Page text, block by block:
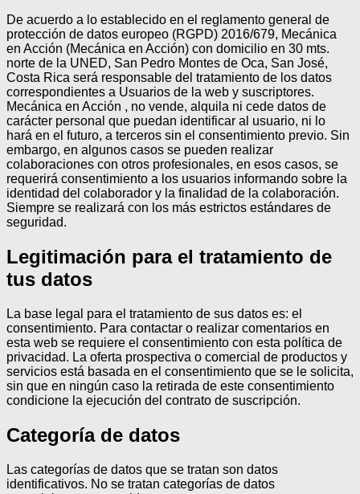
De acuerdo a lo establecido en el reglamento general de
protección de datos europeo (RGPD) 2016/679, Mecánica
en Acción (Mecánica en Acción) con domicilio en 30 mts.
norte de la UNED, San Pedro Montes de Oca, San José,
Costa Rica será responsable del tratamiento de los datos
correspondientes a Usuarios de la web y suscriptores.
Mecánica en Acción , no vende, alquila ni cede datos de
carácter personal que puedan identificar al usuario, ni lo
hará en el futuro, a terceros sin el consentimiento previo. Sin
embargo, en algunos casos se pueden realizar
colaboraciones con otros profesionales, en esos casos, se
requerirá consentimiento a los usuarios informando sobre la
identidad del colaborador y la finalidad de la colaboración.
Siempre se realizará con los más estrictos estándares de
seguridad.
Legitimación para el tratamiento de
tus datos
La base legal para el tratamiento de sus datos es: el
consentimiento. Para contactar o realizar comentarios en
esta web se requiere el consentimiento con esta política de
privacidad. La oferta prospectiva o comercial de productos y
servicios está basada en el consentimiento que se le solicita,
sin que en ningún caso la retirada de este consentimiento
condicione la ejecución del contrato de suscripción.
Categoría de datos
Las categorías de datos que se tratan son datos
identificativos. No se tratan categorías de datos